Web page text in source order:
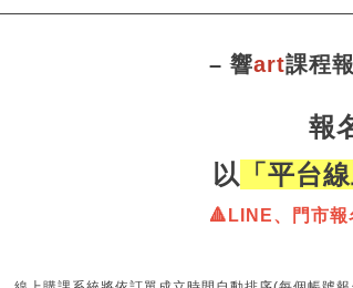
– 響art課程
報
以 「平台
🔺LINE、門市報